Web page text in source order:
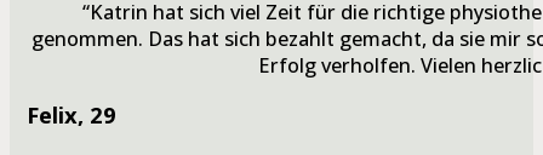
“Katrin hat sich viel Zeit für die richtige
genommen. Das hat sich bezahlt gemacht, da sie mir
Erfolg verholfen. Vielen
Felix, 29